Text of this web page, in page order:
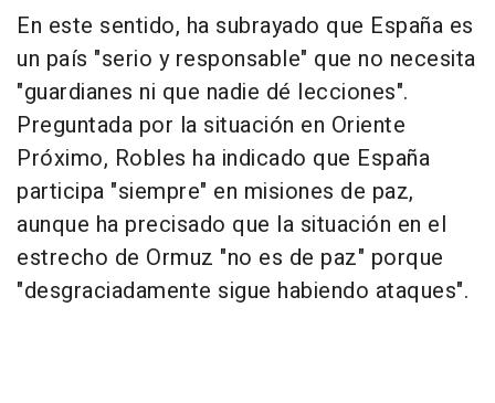
En este sentido, ha subrayado que España es
un país "serio y responsable" que no necesita
"guardianes ni que nadie dé lecciones".
Preguntada por la situación en Oriente
Próximo, Robles ha indicado que España
participa "siempre" en misiones de paz,
aunque ha precisado que la situación en el
estrecho de Ormuz "no es de paz" porque
"desgraciadamente sigue habiendo ataques".